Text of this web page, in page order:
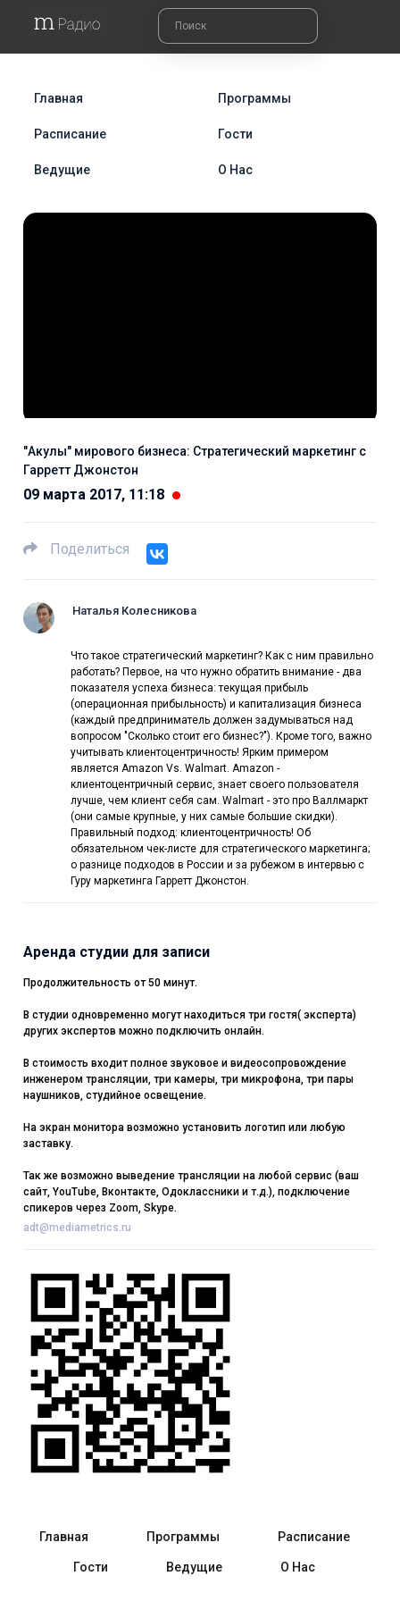
Главная Программы
Расписание Гости
Ведущие О Нас
"Акулы" мирового бизнеса: Cтратегический маркетинг c
Гарретт Джонстон
09 марта 2017, 11:18
Поделиться
Наталья Колесникова
Что такое стратегический маркетинг? Как с ним правильно
работать? Первое, на что нужно обратить внимание - два
показателя успеха бизнеса: текущая прибыль
(операционная прибыльность) и капитализация бизнеса
(каждый предприниматель должен задумываться над
вопросом "Сколько стоит его бизнес?"). Кроме того, важно
учитывать клиентоцентричность! Ярким примером
является Amazon Vs. Walmart. Amazon -
клиентоцентричный сервис, знает своего пользователя
лучше, чем клиент себя сам. Walmart - это про Валлмаркт
(они самые крупные, у них самые большие скидки).
Правильный подход: клиентоцентричность! Об
обязательном чек-листе для стратегического маркетинга;
о разнице подходов в России и за рубежом в интервью с
Гуру маркетинга Гарретт Джонстон.
Аренда студии для записи
Продолжительность от 50 минут.
В студии одновременно могут находиться три гостя( эксперта)
других экспертов можно подключить онлайн.
В стоимость входит полное звуковое и видеосопровождение
инженером трансляции, три камеры, три микрофона, три пары
наушников, студийное освещение.
На экран монитора возможно установить логотип или любую
заставку.
Так же возможно выведение трансляции на любой сервис (ваш
сайт, YouTube, Вконтакте, Одоклассники и т.д.), подключение
спикеров через Zoom, Skype.
adt@mediametrics.ru
Главная Программы Расписание
Гости Ведущие О Нас